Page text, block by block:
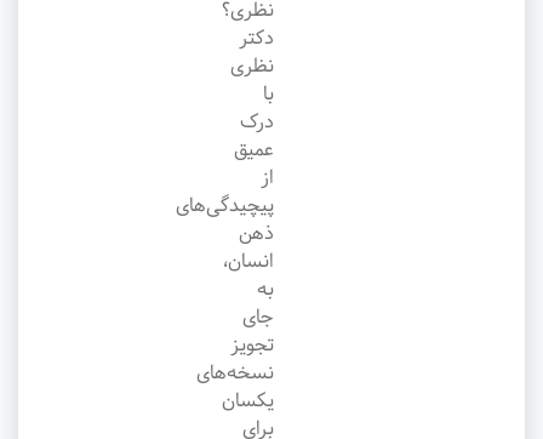
نظری؟
دکتر
نظری
با
درک
عمیق
از
پیچیدگی‌های
ذهن
انسان،
به
جای
تجویز
نسخه‌های
یکسان
برای